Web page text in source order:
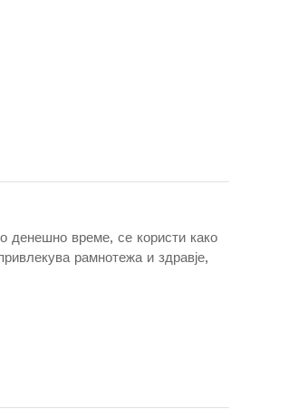
денешно време, се користи како
рамнотежа и здравје,